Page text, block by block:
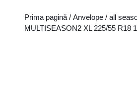
Prima pagină / Anvelope / all
MULTISEASON2 XL 225/55 R18